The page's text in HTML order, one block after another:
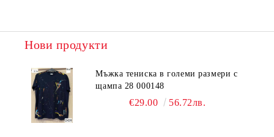
Нови продукти
Мъжка тениска в големи размери с
щампа 28 000148
€29.00 56.72лв.